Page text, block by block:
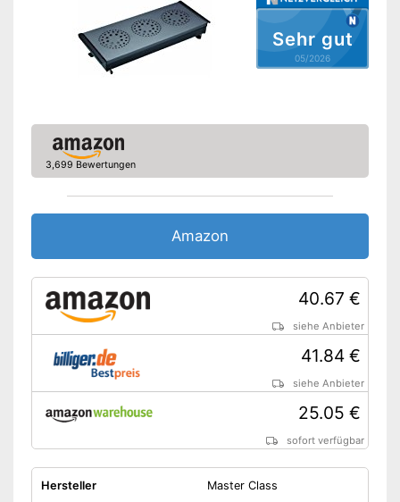
Sehr gut
05/2026
3,699 Bewertungen
Amazon
40.67 €
siehe Anbieter
41.84 €
siehe Anbieter
25.05 €
sofort verfügbar
Hersteller Master Class